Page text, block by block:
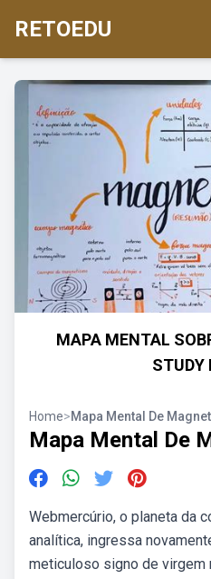
RETOEDU
MAPA MENTAL
STUDY
Home>Mapa Mental De
Mapa Mental De
Webmercúrio, o planeta da
analítica, ingressa
meticuloso signo de virgem